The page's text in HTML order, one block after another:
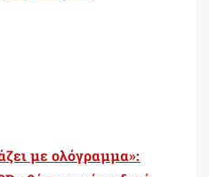
με ολόγραμμα»: